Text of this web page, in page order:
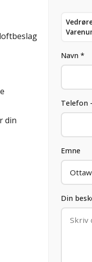
din
Navn *
Telefon -
Emne
Din